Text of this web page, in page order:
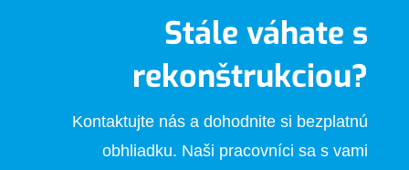
Stále váhate s
rekonštrukciou?
Kontaktujte nás a dohodnite si bezplatnú
obhliadku. Naši pracovníci sa s vami